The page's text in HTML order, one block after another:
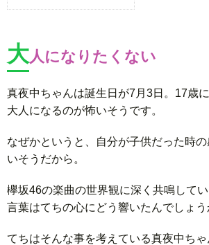
大人になりたくない
真夜中ちゃんは誕生日が7月3日。17歳
大人になるのが怖いそうです。
なぜかというと、自分が子供だった時
いそうだから。
欅坂46の楽曲の世界観に深く共鳴して
言葉はてちの心にどう響いたんでしょう
てちはそんな事を考えている真夜中ち